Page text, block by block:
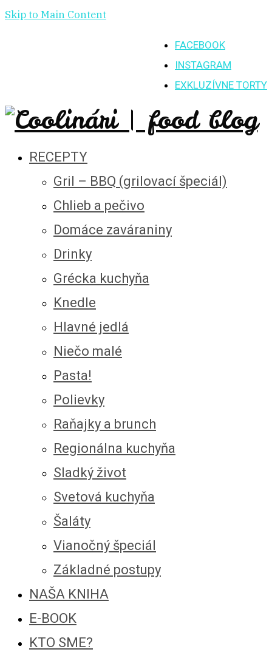
Skip to Main Content
FACEBOOK
INSTAGRAM
EXKLUZÍVNE TORTY
RECEPTY
Gril – BBQ (grilovací špeciál)
Chlieb a pečivo
Domáce zaváraniny
Drinky
Grécka kuchyňa
Knedle
Hlavné jedlá
Niečo malé
Pasta!
Polievky
Raňajky a brunch
Regionálna kuchyňa
Sladký život
Svetová kuchyňa
Šaláty
Vianočný špeciál
Základné postupy
NAŠA KNIHA
E-BOOK
KTO SME?